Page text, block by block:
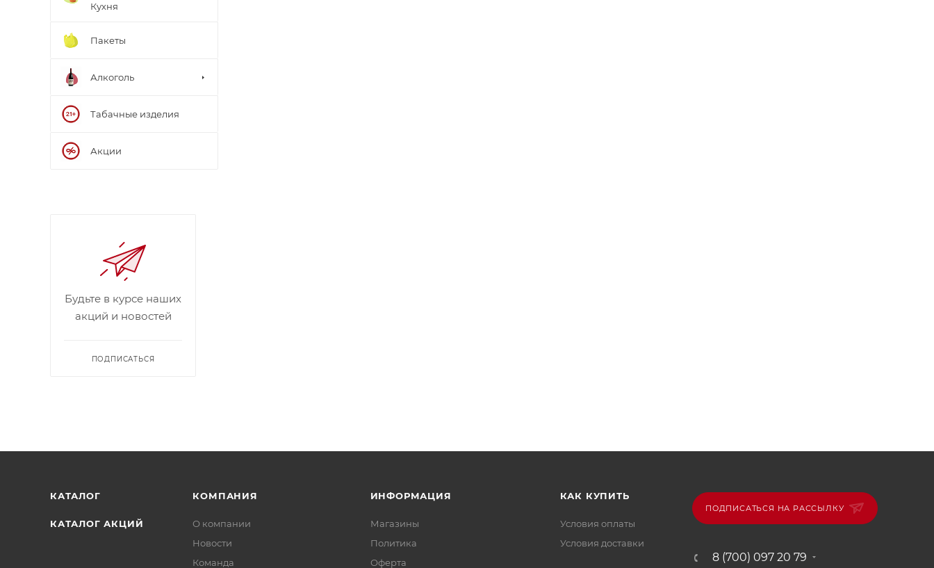
Кухня
Пакеты
Алкоголь
Табачные изделия
Акции
Будьте в курсе наших
акций и новостей
ПОДПИСАТЬСЯ
КАТАЛОГ
КАТАЛОГ АКЦИЙ
КОМПАНИЯ
О компании
Новости
Команда
ИНФОРМАЦИЯ
Магазины
Политика
Офертa
КАК КУПИТЬ
Условия оплаты
Условия доставки
ПОДПИСАТЬСЯ НА РАССЫЛКУ
8 (700) 097 20 79